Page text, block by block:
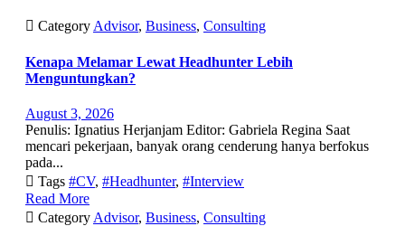
 Category Advisor, Business, Consulting
Kenapa Melamar Lewat Headhunter Lebih
Menguntungkan?
August 3, 2026
Penulis: Ignatius Herjanjam Editor: Gabriela Regina Saat
mencari pekerjaan, banyak orang cenderung hanya berfokus
pada...
 Tags #CV, #Headhunter, #Interview
Read More
 Category Advisor, Business, Consulting